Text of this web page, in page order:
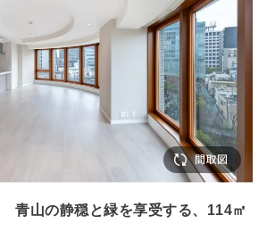
青山の静穏と緑を享受する、114㎡